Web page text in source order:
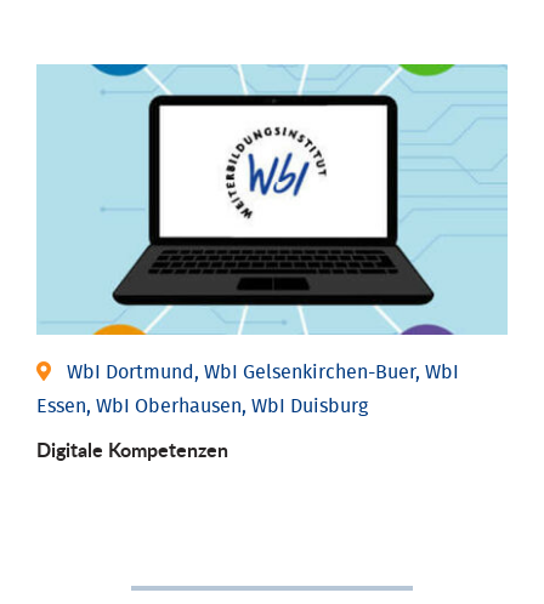
WbI Dortmund, WbI Gelsenkirchen-Buer, WbI
Essen, WbI Oberhausen, WbI Duisburg
Digitale Kompetenzen